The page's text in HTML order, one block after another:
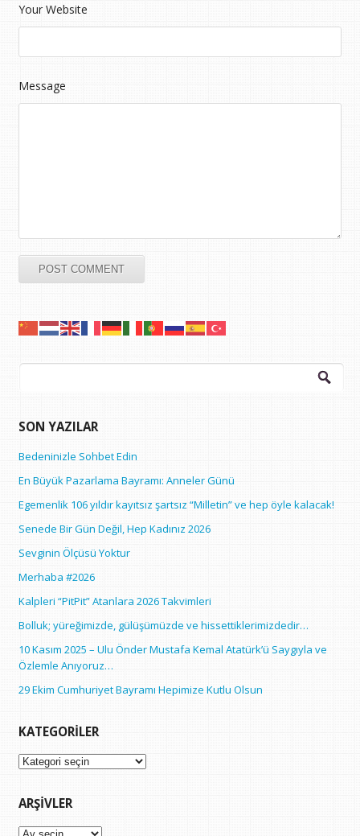
Your Website
Message
Arama:
SON YAZILAR
Bedeninizle Sohbet Edin
En Büyük Pazarlama Bayramı: Anneler Günü
Egemenlik 106 yıldır kayıtsız şartsız “Milletin” ve hep öyle kalacak!
Senede Bir Gün Değil, Hep Kadınız 2026
Sevginin Ölçüsü Yoktur
Merhaba #2026
Kalpleri “PitPit” Atanlara 2026 Takvimleri
Bolluk; yüreğimizde, gülüşümüzde ve hissettiklerimizdedir…
10 Kasım 2025 – Ulu Önder Mustafa Kemal Atatürk’ü Saygıyla ve
Özlemle Anıyoruz…
29 Ekim Cumhuriyet Bayramı Hepimize Kutlu Olsun
KATEGORILER
Kategoriler
ARŞIVLER
Arşivler